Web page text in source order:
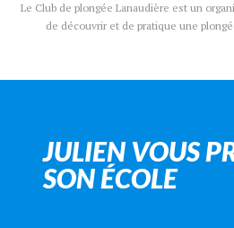
Le Club de plongée Lanaudière est un
de découvrir et de pratique une
JULIEN VOUS
SON ÉCOLE